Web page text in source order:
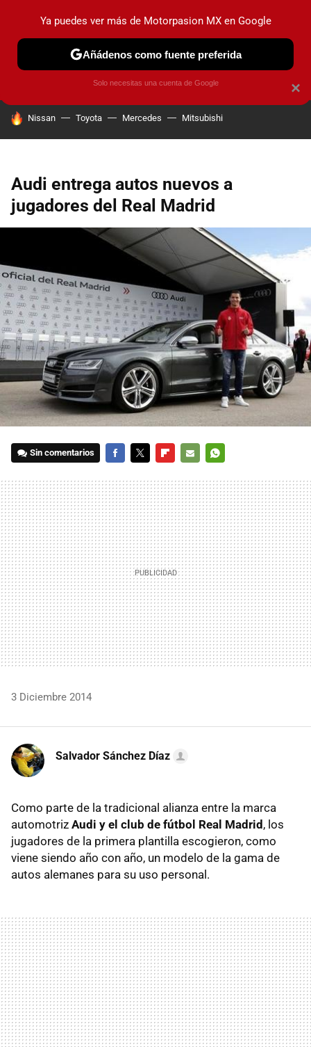
PRUEBAS INDUSTRIA HOY NO CIRCULA
HOY SE HABLA DE
Nissan Toyota Mercedes Mitsubishi
Audi entrega autos nuevos a
jugadores del Real Madrid
Sin comentarios
MAIL
3 Diciembre 2014
Salvador Sánchez Díaz
Como parte de la tradicional alianza entre la marca
automotriz Audi y el club de fútbol Real Madrid, los
jugadores de la primera plantilla escogieron, como
viene siendo año con año, un modelo de la gama de
autos alemanes para su uso personal.
×
Ya puedes ver más de Motorpasion MX en Google
Añádenos como fuente preferida
Solo necesitas una cuenta de Google